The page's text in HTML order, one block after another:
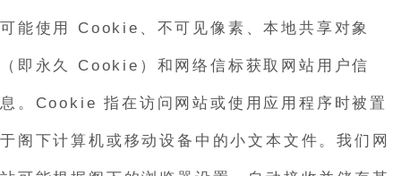
可能使用 Cookie、不可见像素、本地共享对象
（即永久 Cookie）和网络信标获取网站用户信
息。Cookie 指在访问网站或使用应用程序时被置
于阁下计算机或移动设备中的小文本文件。我们网